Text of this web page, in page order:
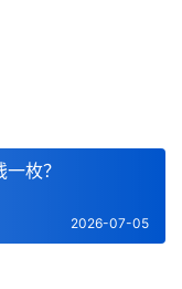
枚？
2026-07-05